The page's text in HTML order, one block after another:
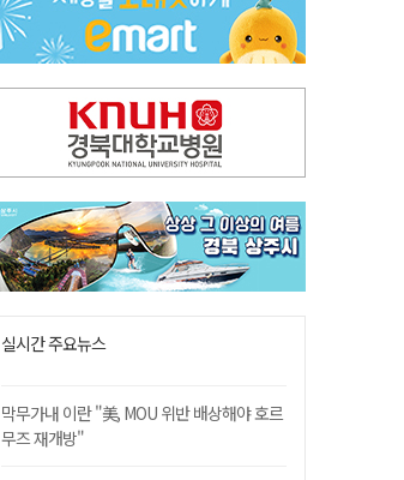
"침대에 결박, 탈진"…평생 교회서 산 11세 남아, 병원 이송 끝 숨져
[금주의 이슈] 하늘의 외계인, 바다의 귀향자…영화 '호프'와 '오디세이'
실시간 주요뉴스
막무가내 이란 "美, MOU 위반 배상해야 호르
무즈 재개방"